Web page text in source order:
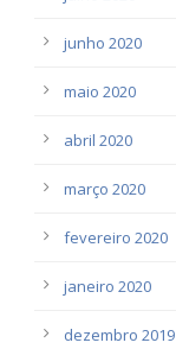
junho 2020
maio 2020
abril 2020
março 2020
fevereiro 2020
janeiro 2020
dezembro 2019